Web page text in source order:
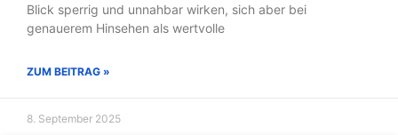
Blick sperrig und unnahbar wirken, sich aber bei
genauerem Hinsehen als wertvolle
ZUM BEITRAG »
8. September 2025